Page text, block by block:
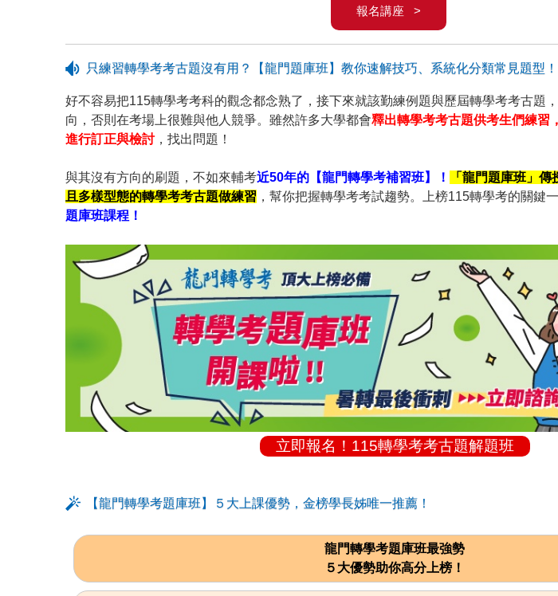
報名講座 >
只練習轉學考考古題沒有用？【龍門題庫班】教你速解技巧、系統化分類常見題型！
好不容易把115轉學考考科的觀念都念熟了，接下來就該勤練例題與歷屆轉學考考古題
向，否則在考場上很難與他人競爭。雖然許多大學都會釋出轉學考考古題供考生們練習
進行訂正與檢討，找出問題！
與其沒有方向的刷題，不如來輔考近50年的【龍門轉學考補習班】！
「龍門題庫班」
且多樣型態的轉學考考古題做練習 ，幫你把握轉學考考試趨勢。上榜115轉學考的關鍵
題庫班課程！
立即報名！115轉學考考古題解題班
【龍門轉學考題庫班】５大上課優勢，金榜學長姊唯一推薦！
龍門轉學考題庫班最強勢
５大優勢助你高分上榜！